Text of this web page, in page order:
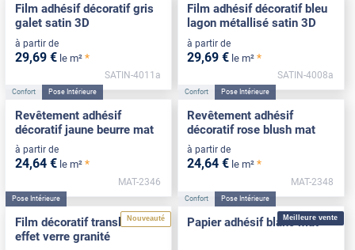
Film adhésif décoratif gris
galet satin 3D
à partir de
29,69 € le m² *
SATIN-4011a
Film adhésif décoratif bleu
lagon métallisé satin 3D
à partir de
29,69 € le m² *
SATIN-4008a
Confort Pose Intérieure
Revêtement adhésif
décoratif jaune beurre mat
à partir de
24,64 € le m² *
MAT-2346
Confort Pose Intérieure
Revêtement adhésif
décoratif rose blush mat
à partir de
24,64 € le m² *
MAT-2348
Nouveauté
Pose Intérieure
Film décoratif translucide
effet verre granité
Meilleure vente
Confort Pose Intérieure
Papier adhésif blanc mat